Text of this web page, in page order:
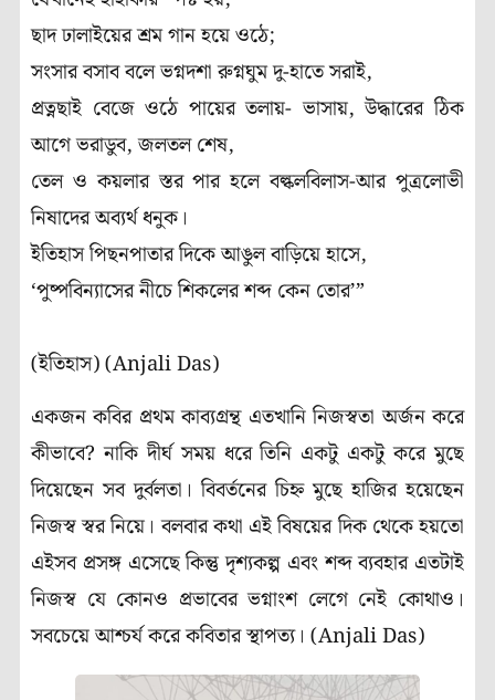
ছাদ ঢালাইয়ের শ্রম গান হয়ে ওঠে;
সংসার বসাব বলে ভগ্নদশা রুগ্নঘুম দু-হাতে সরাই,
প্রত্নছাই বেজে ওঠে পায়ের তলায়- ভাসায়, উদ্ধারের ঠিক
আগে ভরাডুব, জলতল শেষ,
তেল ও কয়লার স্তর পার হলে বল্কলবিলাস-আর পুত্রলোভী
নিষাদের অব্যর্থ ধনুক।
ইতিহাস পিছনপাতার দিকে আঙুল বাড়িয়ে হাসে,
‘পুষ্পবিন্যাসের নীচে শিকলের শব্দ কেন তোর’”
(ইতিহাস) (Anjali Das)
একজন কবির প্রথম কাব্যগ্রন্থ এতখানি নিজস্বতা অর্জন করে
কীভাবে? নাকি দীর্ঘ সময় ধরে তিনি একটু একটু করে মুছে
দিয়েছেন সব দুর্বলতা। বিবর্তনের চিহ্ন মুছে হাজির হয়েছেন
নিজস্ব স্বর নিয়ে। বলবার কথা এই বিষয়ের দিক থেকে হয়তো
এইসব প্রসঙ্গ এসেছে কিন্তু দৃশ্যকল্প এবং শব্দ ব্যবহার এতটাই
নিজস্ব যে কোনও প্রভাবের ভগ্নাংশ লেগে নেই কোথাও।
সবচেয়ে আশ্চর্য করে কবিতার স্থাপত্য। (Anjali Das)